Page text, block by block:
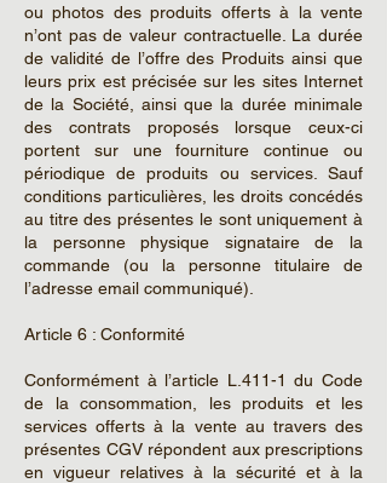
ou photos des produits offerts à la vente
n’ont pas de valeur contractuelle. La durée
de validité de l’offre des Produits ainsi que
leurs prix est précisée sur les sites Internet
de la Société, ainsi que la durée minimale
des contrats proposés lorsque ceux-ci
portent sur une fourniture continue ou
périodique de produits ou services. Sauf
conditions particulières, les droits concédés
au titre des présentes le sont uniquement à
la personne physique signataire de la
commande (ou la personne titulaire de
l’adresse email communiqué).
Article 6 : Conformité
Conformément à l’article L.411-1 du Code
de la consommation, les produits et les
services offerts à la vente au travers des
présentes CGV répondent aux prescriptions
en vigueur relatives à la sécurité et à la